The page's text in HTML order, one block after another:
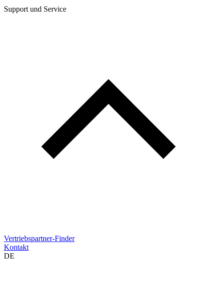
Support und Service
Vertriebspartner-Finder
Kontakt
DE